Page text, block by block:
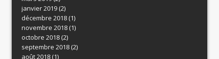
janvier 2019(2)
décembre 2018(1)
novembre 2018(1)
octobre 2018(2)
septembre 2018(2)
août 2018(1)